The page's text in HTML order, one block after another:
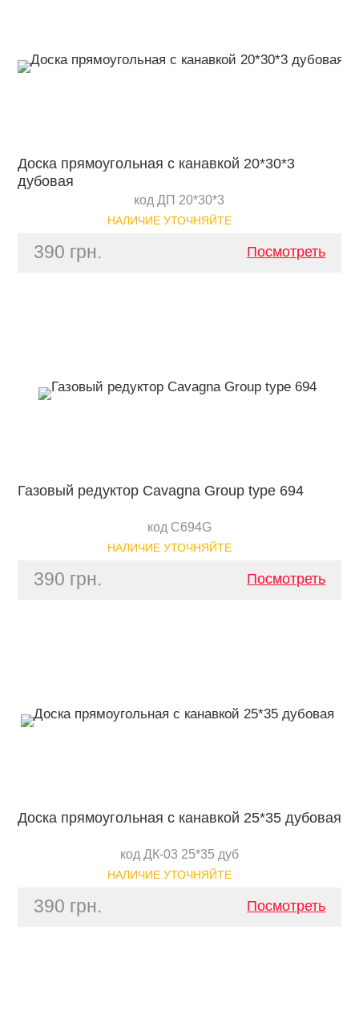
Доска прямоугольная с канавкой 20*30*3
дубовая
код ДП 20*30*3
НАЛИЧИЕ УТОЧНЯЙТЕ
390 грн. Посмотреть
Газовый редуктор Cavagna Group type 694
код C694G
НАЛИЧИЕ УТОЧНЯЙТЕ
390 грн. Посмотреть
Доска прямоугольная с канавкой 25*35 дубовая
код ДК-03 25*35 дуб
НАЛИЧИЕ УТОЧНЯЙТЕ
390 грн. Посмотреть